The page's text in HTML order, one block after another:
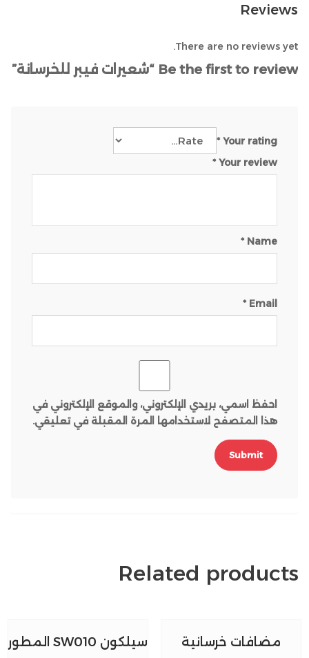
o
o
k
p
Reviews
There are no reviews yet.
Be the first to review “شعيرات فيبر للخرسانة”
Your rating
*
Your review
*
Name
*
Email
*
احفظ اسمي، بريدي الإلكتروني، والموقع الإلكتروني في
هذا المتصفح لاستخدامها المرة المقبلة في تعليقي.
Related products
مضافات خرسانية سيلكون SW010 المطور